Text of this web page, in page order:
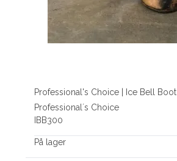
Professional's Choice | Ice Bell Boot
Professional´s Choice
IBB300
På lager